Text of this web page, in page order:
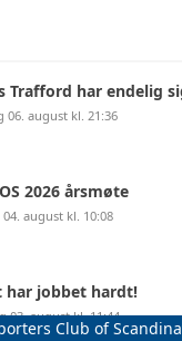
Trafford har endelig
06. august kl. 21:36
2026 årsmøte
august kl. 10:08
har jobbet hardt!
03. august kl. 11:44
Club of